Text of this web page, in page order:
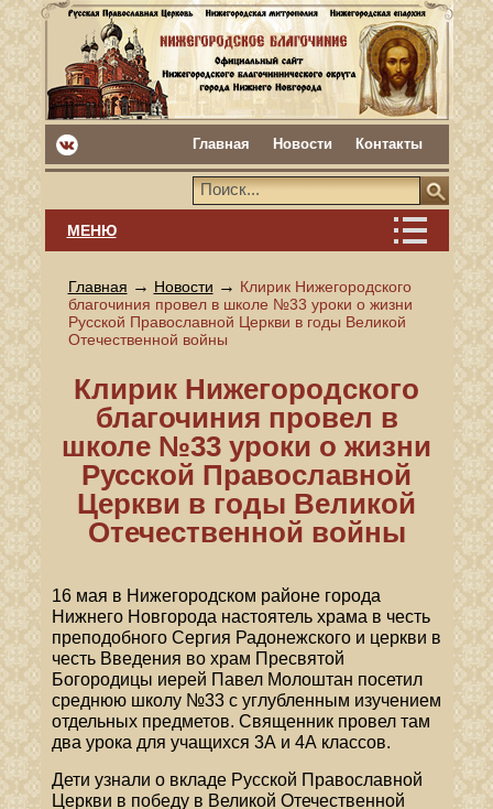
Главная Новости Контакты
МЕНЮ
Главная → Новости → Клирик Нижегородского
благочиния провел в школе №33 уроки о жизни
Русской Православной Церкви в годы Великой
Отечественной войны
Клирик Нижегородского
благочиния провел в
школе №33 уроки о жизни
Русской Православной
Церкви в годы Великой
Отечественной войны
16 мая в Нижегородском районе города
Нижнего Новгорода настоятель храма в честь
преподобного Сергия Радонежского и церкви в
честь Введения во храм Пресвятой
Богородицы иерей Павел Молоштан посетил
среднюю школу №33 с углубленным изучением
отдельных предметов. Священник провел там
два урока для учащихся 3А и 4А классов.
Дети узнали о вкладе Русской Православной
Церкви в победу в Великой Отечественной